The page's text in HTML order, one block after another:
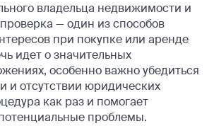
владельца недвижимости и
— один из способов
при покупке или аренде
идет о значительных
особенно важно убедиться
и отсутствии юридических
как раз и помогает
проблемы.